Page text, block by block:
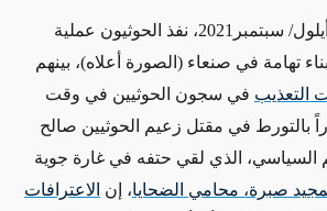
ففي الثامن عشر من أيلول/ سبتمبر2021، نفذ الحوثيون عملية
تهامة في صنعاء (الصورة أعلاه)، بينهم
التعذيب في سجون الحوثيين في وقت
بالتورط في مقتل زعيم الحوثيين صالح
الذي لقي حتفه في غارة جوية
صبرة، محامي الضحايا، إن الاعترافات